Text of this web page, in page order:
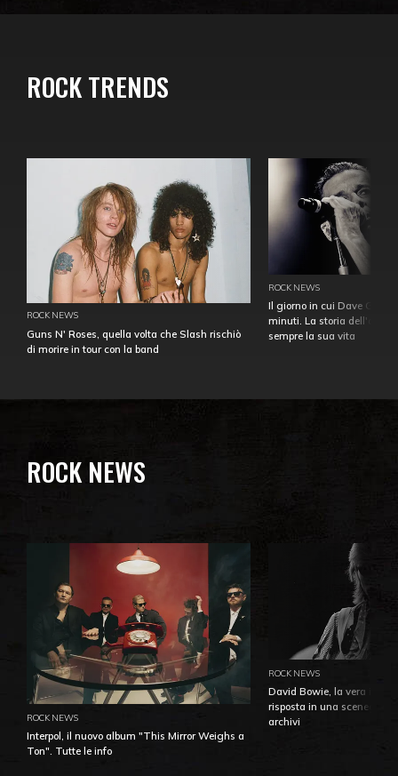
ROCK TRENDS
ROCK NEWS
Guns N' Roses, quella volta che Slash rischiò
di morire in tour con la band
ROCK NEWS
Il giorno in cui Dave
minuti. La storia
sempre la sua vita
ROCK NEWS
ROCK NEWS
Interpol, il nuovo album "This Mirror Weighs a
Ton". Tutte le info
ROCK NEWS
David Bowie, la vera
risposta in una
archivi